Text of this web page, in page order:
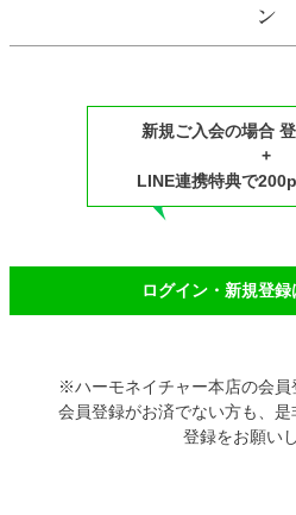
ン
新規ご入会の場合
+
LINE連携特典で
ログイン・新規登
※ハーモネイチャー本店の会員
会員登録がお済でない方も、
登録をお願い